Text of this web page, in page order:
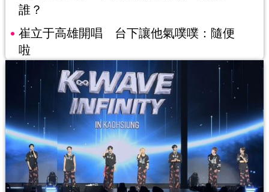
誰？
崔立于高雄開唱 台下讓他氣噗噗：隨便
啦